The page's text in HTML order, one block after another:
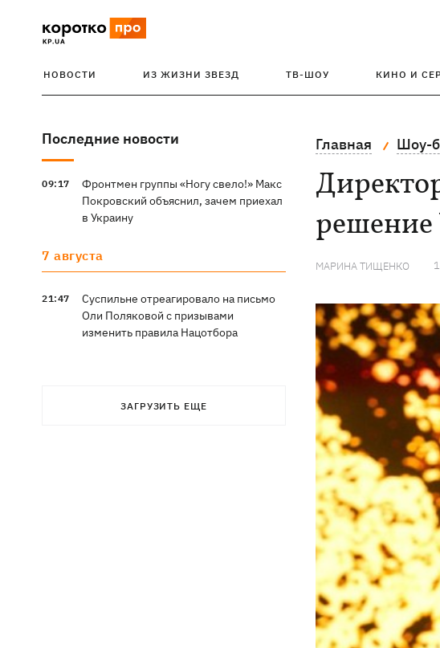
НОВОСТИ ИЗ ЖИЗНИ ЗВЕЗД ТВ-ШОУ КИНО И
Последние новости
09:17
Фронтмен группы «Ногу свело!» Макс
Покровский объяснил, зачем приехал
в Украину
7 августа
21:47
Суспильне отреагировало на письмо
Оли Поляковой с призывами
изменить правила Нацотбора
ЗАГРУЗИТЬ ЕЩЕ
Главная Шоу-
решение
МАРИНА ТИЩЕНКО